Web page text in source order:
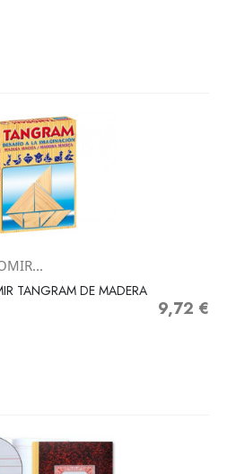
TANGRAM DE MADERA
Precio
9,72 €